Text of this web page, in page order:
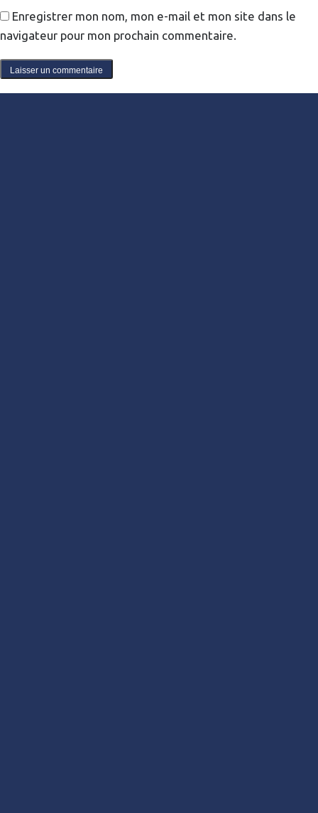
Enregistrer mon nom, mon e-mail et mon site dans le
navigateur pour mon prochain commentaire.